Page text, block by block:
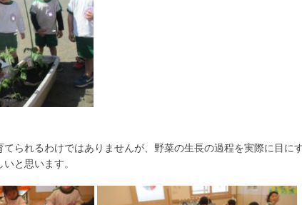
てられるわけではありませんが、野菜の生長の過程を実際に目に
と思います。